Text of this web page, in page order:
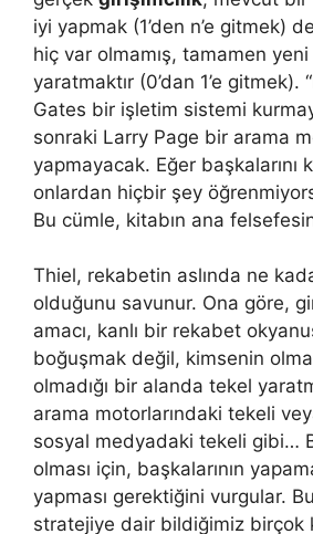
iyi yapmak (1’den n’e gitmek)
hiç var olmamış, tamamen
yaratmaktır (0’dan 1’e gitmek).
Gates bir işletim sistemi
sonraki Larry Page bir arama
yapmayacak. Eğer başkalarını
onlardan hiçbir şey
Bu cümle, kitabın ana
Thiel, rekabetin aslında ne
olduğunu savunur. Ona göre,
amacı, kanlı bir rekabet
boğuşmak değil, kimsenin
olmadığı bir alanda tekel
arama motorlarındaki tekeli
sosyal medyadaki tekeli gibi…
olması için, başkalarının
yapması gerektiğini vurgular.
stratejiye dair bildiğimiz birçok